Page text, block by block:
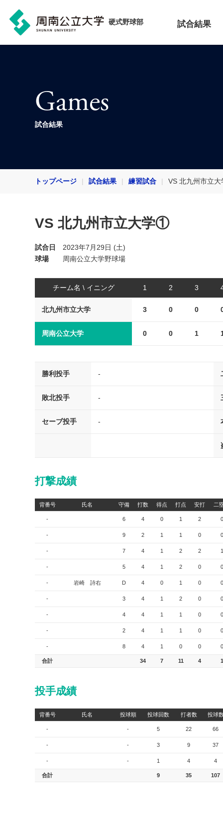
硬式野球部 試合結果
Games
試合結果
トップページ 試合結果 練習試合 VS 北九州市立
VS 北九州市立大学①
試合日
2023年7月29日 (土)
球場
周南公立大学野球場
チーム名 \ イニング 1 2 3
北九州市立大学 3 0 0
周南公立大学 0 0 1
勝利投手 -
敗北投手 -
セーブ投手 -
打撃成績
背番号 氏名 守備 打数 得点 打点 安打 二
- 6 4 0 1 2 0
- 9 2 1 1 0 0
- 7 4 1 2 2 1
- 5 4 1 2 0 0
- 岩崎 詩右 D 4 0 1 0 0
- 3 4 1 2 0 0
- 4 4 1 1 0 0
- 2 4 1 1 0 0
- 8 4 1 0 0 0
合計 34 7 11 4 1
投手成績
背番号 氏名 投球順 投球回数 打者数 投球
- - 5 22 66
- - 3 9 37
- - 1 4 4
合計 9 35 107